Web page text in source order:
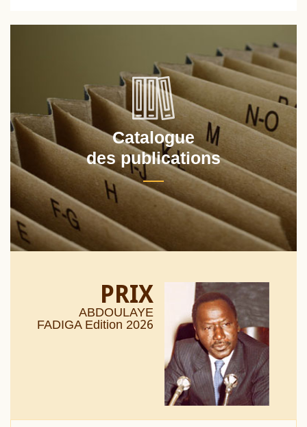
Catalogue
des publications
PRIX
ABDOULAYE
FADIGA Edition 2026